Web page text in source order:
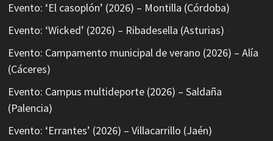
Evento: ‘El casoplón’ (2026) – Montilla (Córdoba)
Evento: ‘Wicked’ (2026) – Ribadesella (Asturias)
Evento: Campamento municipal de verano (2026) – Alía
(Cáceres)
Evento: Campus multideporte (2026) – Saldaña
(Palencia)
Evento: ‘Errantes’ (2026) – Villacarrillo (Jaén)